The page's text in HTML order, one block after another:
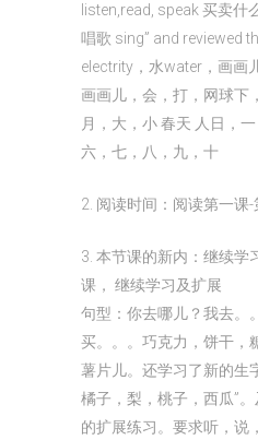
listen,read, speak 买卖什
唱歌 sing” and reviewed
electrity，水water，画画
画画儿，会，打，网球下
月，大，小 春天 人日，
六，七，八，九，十
2. 阅读时间：阅读第一课-
3. 本节课的新内：继续学
课， 继续学习及扩展
句型：你去哪儿？我去。
买。。。巧克力，饼干，
薯片儿。还学习了新的生
橘子，梨，桃子，西瓜”
的扩展练习。要求听，说